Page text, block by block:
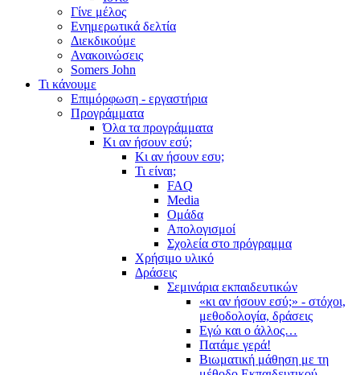
Γίνε μέλος
Ενημερωτικά δελτία
Διεκδικούμε
Ανακοινώσεις
Somers John
Τι κάνουμε
Επιμόρφωση - εργαστήρια
Προγράμματα
Όλα τα προγράμματα
Κι αν ήσουν εσύ;
Κι αν ήσουν εσυ;
Τι είναι;
FAQ
Media
Ομάδα
Απολογισμοί
Σχολεία στο πρόγραμμα
Χρήσιμο υλικό
Δράσεις
Σεμινάρια εκπαιδευτικών
«κι αν ήσουν εσύ;» - στόχοι,
μεθοδολογία, δράσεις
Εγώ και ο άλλος…
Πατάμε γερά!
Βιωματική μάθηση με τη